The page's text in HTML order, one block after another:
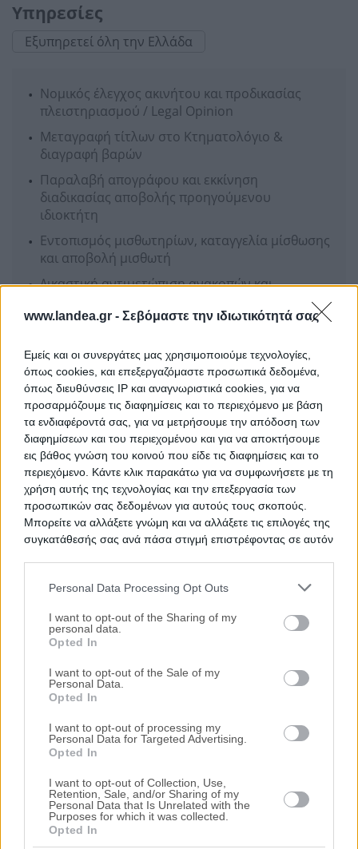
www.landea.gr - Σεβόμαστε την ιδιωτικότητά σας
Εμείς και οι συνεργάτες μας χρησιμοποιούμε τεχνολογίες,
όπως cookies, και επεξεργαζόμαστε προσωπικά δεδομένα,
όπως διευθύνσεις IP και αναγνωριστικά cookies, για να
προσαρμόζουμε τις διαφημίσεις και το περιεχόμενο με βάση
τα ενδιαφέροντά σας, για να μετρήσουμε την απόδοση των
διαφημίσεων και του περιεχομένου και για να αποκτήσουμε
εις βάθος γνώση του κοινού που είδε τις διαφημίσεις και το
περιεχόμενο. Κάντε κλικ παρακάτω για να συμφωνήσετε με τη
χρήση αυτής της τεχνολογίας και την επεξεργασία των
προσωπικών σας δεδομένων για αυτούς τους σκοπούς.
Μπορείτε να αλλάξετε γνώμη και να αλλάξετε τις επιλογές της
συγκατάθεσής σας ανά πάσα στιγμή επιστρέφοντας σε αυτόν
services and may gather and store information including but
not limited to your visit or usage behaviour. You may click to
grant or deny consent to Google and its third-party tags to
use your data for below specified purposes in below Google
consent section.
Personal Data Processing Opt Outs
I want to opt-out of the Sharing of my
personal data.
Opted In
I want to opt-out of the Sale of my
Personal Data.
Opted In
I want to opt-out of processing my
Personal Data for Targeted Advertising.
Opted In
I want to opt-out of Collection, Use,
Retention, Sale, and/or Sharing of my
Personal Data that Is Unrelated with the
Purposes for which it was collected.
Opted In
Υπηρεσίες
Εξυπηρετεί όλη την Ελλάδα
Νομικός έλεγχος ακινήτου και προδικασίας
πλειστηριασμού / Legal Opinion
Μεταγραφή τίτλων στο Κτηματολόγιο &
διαγραφή βαρών
Παραλαβή απογράφου και εκκίνηση
διαδικασίας αποβολής προηγούμενου
ιδιοκτήτη
Εντοπισμός μισθωτηρίων, καταγγελία μίσθωσης
και αποβολή μισθωτή
Δικαστική αντιμετώπιση ανακοπών και
Πλήρη νομική κάλυψη σε όλα τα στάδια της
Ενδιαφέρομαι
HPL REAL ESTATE
υπηρεσιών στο κλάδο των πλειστηριασμών ακινήτων
με γνώμονα την κάλυψη των οικιστικών,
επαγγελματικών ή επενδυτικών αναγκών σας. Με
πανελλαδικό δίκτυο συνεργατών - νομικών, δικαστικών
επιμελητών και πολιτικών μηχανικών – παρέχουμε
πλήρεις υπηρεσίες σχεδιασμένες για εσάς.
Υπηρεσίες
Εξυπηρετεί όλη την Ελλάδα
Νομικός έλεγχος τίτλων ιδιοκτησίας σε
συνεργασία με δικαστικούς επιμελητές και
δικηγορικά γραφεία